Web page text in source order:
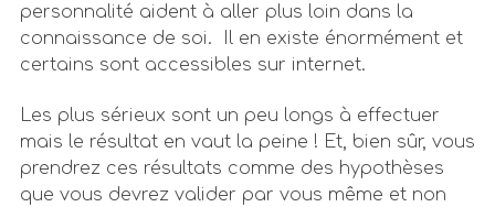
personnalité aident à aller plus loin dans la
connaissance de soi. Il en existe énormément et
certains sont accessibles sur internet.
Les plus sérieux sont un peu longs à effectuer
mais le résultat en vaut la peine ! Et, bien sûr, vous
prendrez ces résultats comme des hypothèses
que vous devrez valider par vous même et non